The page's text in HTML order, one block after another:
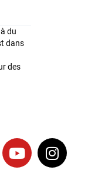
du
dans
des